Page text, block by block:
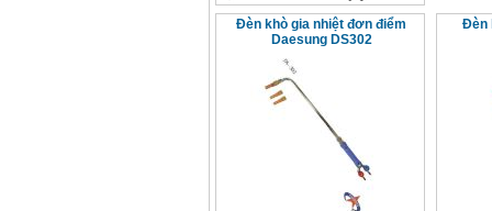
Đèn khò gia nhiệt đơn điểm
Daesung DS302
Đèn